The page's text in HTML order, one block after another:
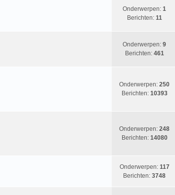
Onderwerpen: 1
Berichten: 11
Onderwerpen: 9
Berichten: 461
Onderwerpen: 250
Berichten: 10393
Onderwerpen: 248
Berichten: 14080
Onderwerpen: 117
Berichten: 3748